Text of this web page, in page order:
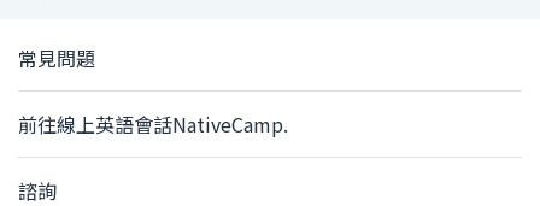
常見問題
前往線上英語會話NativeCamp.
諮詢